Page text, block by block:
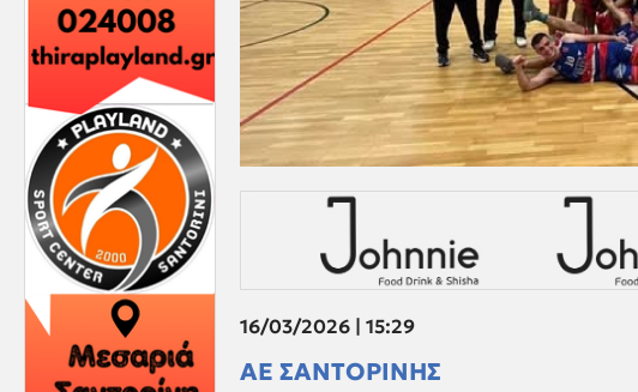
16/03/2026 | 15:29
ΑΕ ΣΑΝΤΟΡΙΝΗΣ